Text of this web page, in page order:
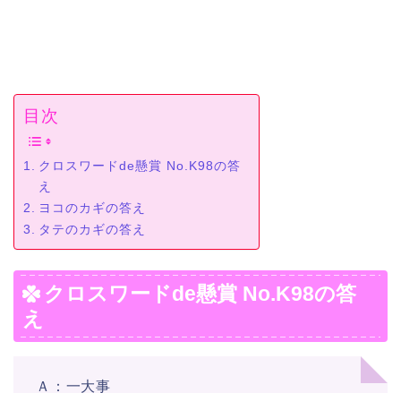
目次
クロスワードde懸賞 No.K98の答
え
ヨコのカギの答え
タテのカギの答え
クロスワードde懸賞 No.K98の答
え
Ａ：一大事